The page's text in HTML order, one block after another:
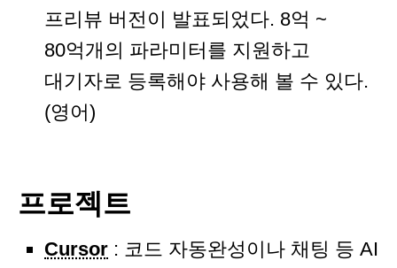
프리뷰 버전이 발표되었다. 8억 ~
80억개의 파라미터를 지원하고
대기자로 등록해야 사용해 볼 수 있다.
(영어)
프로젝트
Cursor : 코드 자동완성이나 채팅 등 AI